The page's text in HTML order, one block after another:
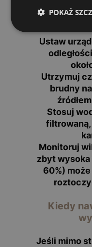
Jak
Ustaw
Utrzymuj
brudny
Stosuj
filtrowaną
Monitoruj
zbyt
60%)
Kiedy
Jeśli mimo
POKAŻ